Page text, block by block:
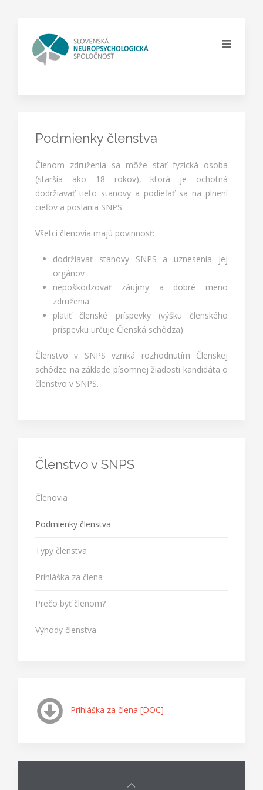
Podmienky členstva
Členom združenia sa môže stať fyzická osoba
(staršia ako 18 rokov), ktorá je ochotná
dodržiavať tieto stanovy a podieľať sa na plnení
cieľov a poslania SNPS.
Všetci členovia majú povinnosť:
dodržiavať stanovy SNPS a uznesenia jej
orgánov
nepoškodzovať záujmy a dobré meno
združenia
platiť členské príspevky (výšku členského
príspevku určuje Členská schôdza)
Členstvo v SNPS vzniká rozhodnutím Členskej
schôdze na základe písomnej žiadosti kandidáta o
členstvo v SNPS.
Členstvo v SNPS
Členovia
Podmienky členstva
Typy členstva
Prihláška za člena
Prečo byť členom?
Výhody členstva
Prihláška za člena [DOC]